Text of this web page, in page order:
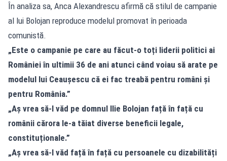
În analiza sa, Anca Alexandrescu afirmă că stilul de campanie
al lui Bolojan reproduce modelul promovat în perioada
comunistă.
„Este o campanie pe care au făcut-o toți liderii politici ai
României în ultimii 36 de ani atunci când voiau să arate pe
modelul lui Ceaușescu că ei fac treabă pentru români și
pentru România.”
„Aș vrea să-l văd pe domnul Ilie Bolojan față în față cu
românii cărora le-a tăiat diverse beneficii legale,
constituționale.”
„Aș vrea să-l văd față în față cu persoanele cu dizabilități